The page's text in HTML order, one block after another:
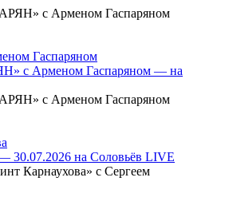
с Арменом Гаспаряном
с Арменом Гаспаряном — на
с Арменом Гаспаряном
30.07.2026 на Соловьёв LIVE
Карнаухова» с Сергеем